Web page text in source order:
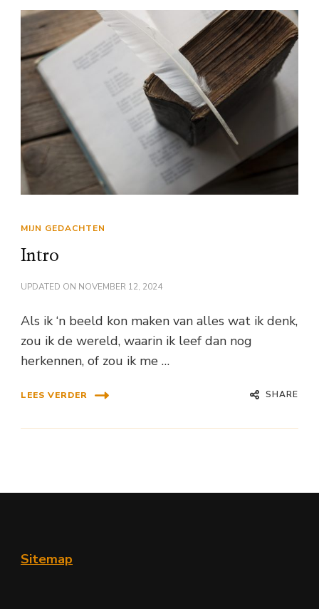
MIJN GEDACHTEN
Intro
UPDATED ON NOVEMBER 12, 2024
Als ik ‘n beeld kon maken van alles wat ik denk,
zou ik de wereld, waarin ik leef dan nog
herkennen, of zou ik me …
LEES VERDER SHARE
Sitemap